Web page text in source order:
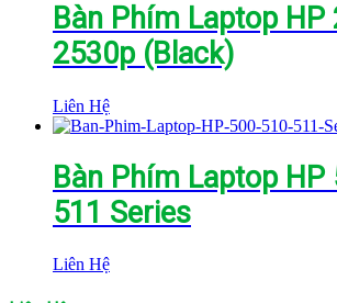
Bàn Phím Laptop HP
2530p (Black)
Liên Hệ
Bàn Phím Laptop HP
511 Series
Liên Hệ